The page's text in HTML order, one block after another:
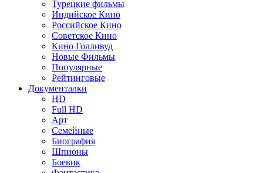
Турецкие фильмы
Индийское Кино
Российское Кино
Советское Кино
Кино Голливуд
Новые Фильмы
Популярные
Рейтинговые
Документалки
HD
Full HD
Арт
Семейные
Биография
Шпионы
Боевик